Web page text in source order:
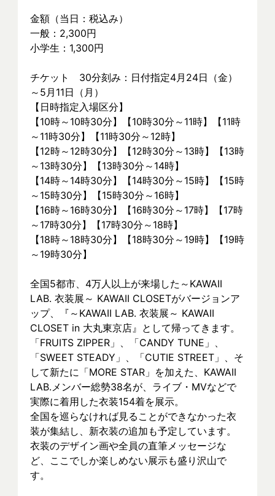
金額（当日：税込み）
一般：2,300円
小学生：1,300円
チケット　30分刻み：日付指定4月24日（金）
～5月11日（月）
【日時指定入場区分】
【10時～10時30分】【10時30分～11時】【11時
～11時30分】【11時30分～12時】
【12時～12時30分】【12時30分～13時】【13時
～13時30分】【13時30分～14時】
【14時～14時30分】【14時30分～15時】【15時
～15時30分】【15時30分～16時】
【16時～16時30分】【16時30分～17時】【17時
～17時30分】【17時30分～18時】
【18時～18時30分】【18時30分～19時】【19時
～19時30分】
全国5都市、4万⼈以上が来場した～KAWAII
LAB. 衣装展～ KAWAII CLOSETがバージョンア
ップ、『～KAWAII LAB. 衣装展～ KAWAII
CLOSET in 大丸東京店』として帰ってきます。
「FRUITS ZIPPER」、「CANDY TUNE」、
「SWEET STEADY」、「CUTIE STREET」、そ
して新たに「MORE STAR」を加えた、KAWAII
LAB.メンバー総勢38名が、ライブ・MVなどで
実際に着⽤した衣装154着を展示。
全国を巡らなければ見ることができなかった衣
装が集結し、新⾐装の追加も予定しています。
衣装のデザイン画や全員の直筆メッセージな
ど、ここでしか楽しめない展示も盛り沢山で
す。